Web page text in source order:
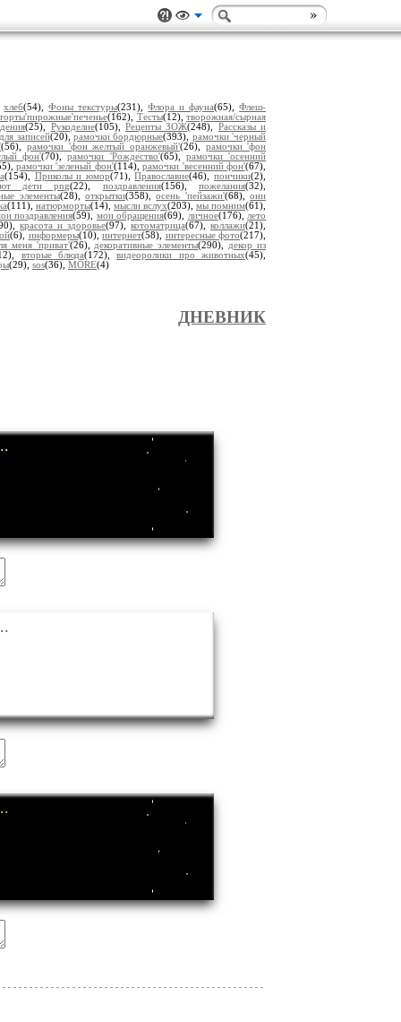
хлеб(54),Фоны текстуры(231),Флора и фауна(65),Флеш-
торты'пирожные'печенье(162), Тесты(12), творожная/сырная
(25), Рукоделие(105),Рецепты ЗОЖ(248), Рассказы и
записей(20), рамочки бордюрные(393), рамочки 'черный
(56),рамочки 'фон желтый оранжевый'(26), рамочки 'фон
фон'(70),рамочки 'Рождество'(65), рамочки 'осенний
рамочки 'зеленый фон'(114),рамочки 'весенний фон'(67),
(154), Приколы и юмор(71),Православие(46), пончики(2),
дети png(22), поздравления(156),пожелания(32),
элементы(28), открытки(358),осень 'пейзажи'(68),они
(111), натюрморты(14), мысли вслух(203), мы помним(61),
поздравления(59), мои обращения(69), личное(176), лето
красота и здоровье(97),котоматрица(67),коллажи(21),
(6), информеры(10), интернет(58), интересные фото(217),
меня 'приват'(26), декоративные элементы(290), декор из
вторые блюда(172),видеоролики про животных(45),
(29), sos(36), MORE(4)
ДНЕВНИК